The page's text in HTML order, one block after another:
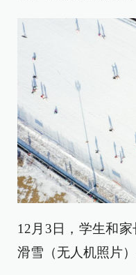
12月3日，学生和
滑雪（无人机照片）